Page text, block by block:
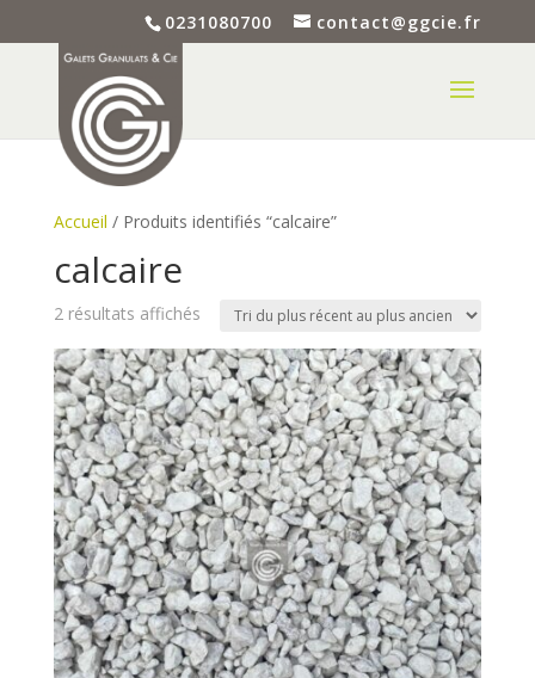
0231080700 contact@ggcie.fr
Accueil / Produits identifiés “calcaire”
calcaire
2 résultats affichésTrié
plus
récent
au
plus
ancien